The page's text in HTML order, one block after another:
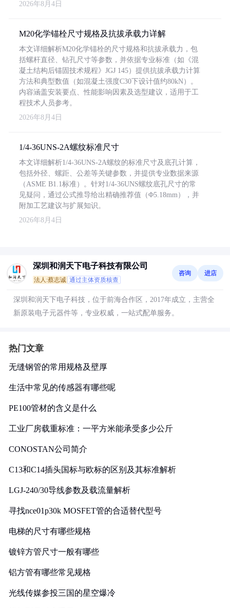
2026年8月4日
M20化学锚栓尺寸规格及抗拔承载力详解
本文详细解析M20化学锚栓的尺寸规格和抗拔承载力，包
括螺杆直径、钻孔尺寸等参数，并依据专业标准（如《混
凝土结构后锚固技术规程》JGJ 145）提供抗拔承载力计算
方法和典型数值（如混凝土强度C30下设计值约80kN）。
内容涵盖安装要点、性能影响因素及选型建议，适用于工
程技术人员参考。
2026年8月4日
1/4-36UNS-2A螺纹标准尺寸
本文详细解析1/4-36UNS-2A螺纹的标准尺寸及底孔计算，
包括外径、螺距、公差等关键参数，并提供专业数据来源
（ASME B1.1标准）。针对1/4-36UNS螺纹底孔尺寸的常
见疑问，通过公式推导给出精确推荐值（Φ5.18mm），并
附加工艺建议与扩展知识。
2026年8月4日
深圳和润天下电子科技有限公司
法人:蔡志诚 通过主体资质核查
咨询 进店
深圳和润天下电子科技，位于前海合作区，2017年成立，主营全
新原装电子元器件等，专业权威，一站式配单服务。
热门文章
无缝钢管的常用规格及壁厚
生活中常见的传感器有哪些呢
PE100管材的含义是什么
工业厂房载重标准：一平方米能承受多少公斤
CONOSTAN公司简介
C13和C14插头国标与欧标的区别及其标准解析
LGJ-240/30导线参数及载流量解析
寻找nce01p30k MOSFET管的合适替代型号
电梯的尺寸有哪些规格
镀锌方管尺寸一般有哪些
铝方管有哪些常见规格
光线传媒参投三国的星空爆冷